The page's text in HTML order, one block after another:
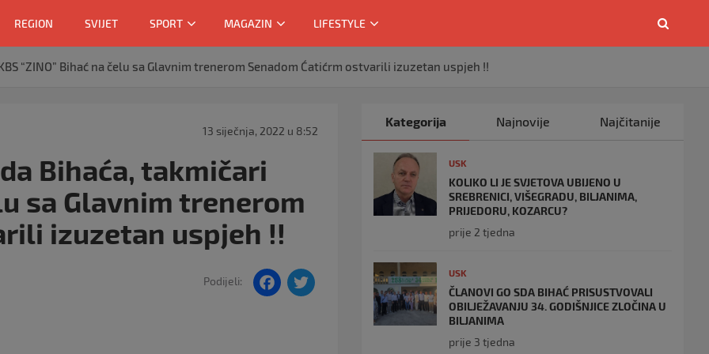
REGION SVIJET SPORT MAGAZIN LIFESTYLE
“ZINO” Bihać na čelu sa Glavnim trenerom Senadom Ćatićrm ostvarili izuzetan uspjeh !!
13 siječnja, 2022 u 8:52
Bihaća, takmičari
sa Glavnim trenerom
izuzetan uspjeh !!
Podijeli:
F
Kategorija Najnovije Najčitanije
USK
KOLIKO LI JE SVJETOVA UBIJENO U
SREBRENICI, VIŠEGRADU, BILJANIMA,
PRIJEDORU, KOZARCU?
prije 2 tjedna
USK
ČLANOVI GO SDA BIHAĆ PRISUSTVOVALI
OBILJEŽAVANJU 34. GODIŠNJICE ZLOČINA U
BILJANIMA
prije 3 tjedna